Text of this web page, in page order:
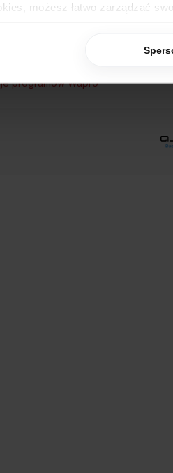
możesz łatwo zarządzać
programów Wapro